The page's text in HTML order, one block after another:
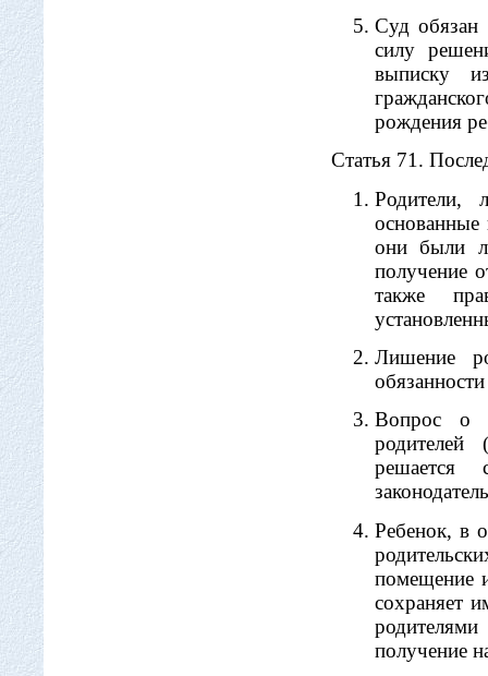
Суд обязан
силу
выписку
рождения
Статья 71.
Родители,
основанные
они были
получение
также
Лишение
Вопрос о
решается
Ребенок, в
помещение
сохраняет
получение